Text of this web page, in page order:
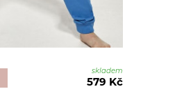
skladem
579 Kč